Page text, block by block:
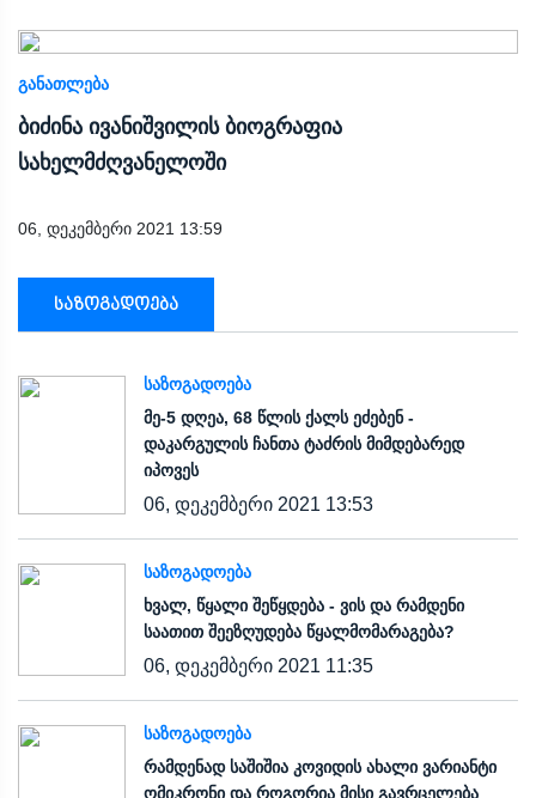
ᲒᲐᲜᲐᲗᲚᲔᲑᲐ
ბიძინა ივანიშვილის ბიოგრაფია
სახელმძღვანელოში
06, დეკემბერი 2021 13:59
საზოგადოება
ᲡᲐᲖᲝᲒᲐᲓᲝᲔᲑᲐ
მე-5 დღეა, 68 წლის ქალს ეძებენ -
დაკარგულის ჩანთა ტაძრის მიმდებარედ
იპოვეს
06, დეკემბერი 2021 13:53
ᲡᲐᲖᲝᲒᲐᲓᲝᲔᲑᲐ
ხვალ, წყალი შეწყდება - ვის და რამდენი
საათით შეეზღუდება წყალმომარაგება?
06, დეკემბერი 2021 11:35
ᲡᲐᲖᲝᲒᲐᲓᲝᲔᲑᲐ
რამდენად საშიშია კოვიდის ახალი ვარიანტი
ომიკრონი და როგორია მისი გავრცელება